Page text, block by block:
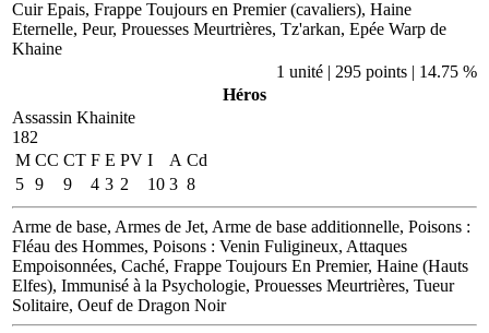
Cuir Epais, Frappe Toujours en Premier (cavaliers), Haine
Eternelle, Peur, Prouesses Meurtrières, Tz'arkan, Epée Warp de
Khaine
1 unité | 295 points | 14.75 %
Héros
Assassin Khainite
182
M CC CT F E PV I A Cd
5 9 9 4 3 2 10 3 8
Arme de base, Armes de Jet, Arme de base additionnelle, Poisons :
Fléau des Hommes, Poisons : Venin Fuligineux, Attaques
Empoisonnées, Caché, Frappe Toujours En Premier, Haine (Hauts
Elfes), Immunisé à la Psychologie, Prouesses Meurtrières, Tueur
Solitaire, Oeuf de Dragon Noir